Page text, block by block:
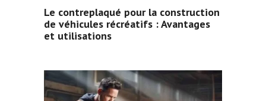
Le contreplaqué pour la construction
de véhicules récréatifs : Avantages
et utilisations